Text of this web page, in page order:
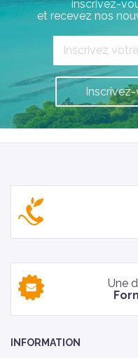
inscrivez-
et recevez nos
Une
INFORMATION